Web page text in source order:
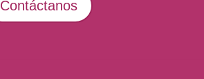
Contáctanos